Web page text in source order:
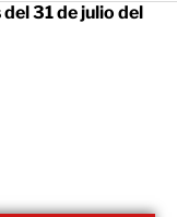
31 de julio del